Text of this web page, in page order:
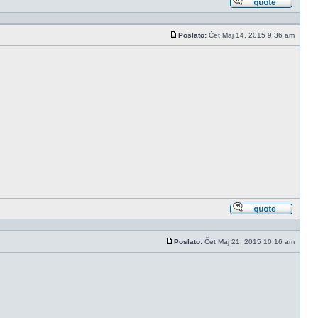
Poslato: Čet Maj 14, 2015 9:36 am
Poslato: Čet Maj 21, 2015 10:16 am